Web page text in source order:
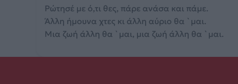
Ρώτησέ με ό,τι θες, πάρε ανάσα και πάμε.
Άλλη ήμουνα χτες κι άλλη αύριο θα `μαι.
Μια ζωή άλλη θα `μαι, μια ζωή άλλη θα `μαι.